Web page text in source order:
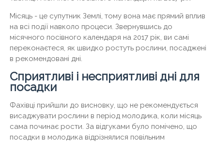
Місяць - це супутник Землі, тому вона має прямий вплив
на всі події навколо процеси. Звернувшись до
місячного посівного календаря на 2017 рік, ви самі
переконаєтеся, як швидко ростуть рослини, посаджені
в рекомендовані дні.
Сприятливі і несприятливі дні для
посадки
Фахівці прийшли до висновку, що не рекомендується
висаджувати рослини в період молодика, коли місяць
сама починає рости. За відгуками було помічено, що
посадки в молодика відрізнялися повільним